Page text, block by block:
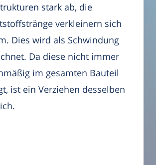
stark ab, die
verkleinern sich
Dies wird als Schwindung
Da diese nicht immer
im gesamten Bauteil
ist ein Verziehen desselben